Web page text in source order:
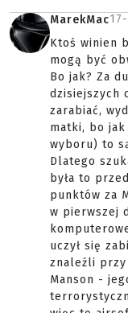
MarekMac
Ktoś winien
mogą być
Bo jak? Za
dzisiejszych
zarabiać,
matki, bo jak
wyboru) to
Dlatego
była to
punktów za
w pierwszej
uczył się
znaleźli przy
Manson -